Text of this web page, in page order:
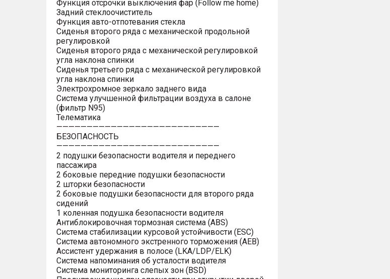
Функция отсрочки выключения фар (Follow me home)
Задний стеклоочиститель
Функция авто-отпотевания стекла
Сиденья второго ряда с механической продольной
регулировкой
Сиденья второго ряда с механической регулировкой
угла наклона спинки
Сиденья третьего ряда с механической регулировкой
угла наклона спинки
Электрохромное зеркало заднего вида
Система улучшенной фильтрации воздуха в салоне
(фильтр N95)
Телематика
———————————————————————————
БЕЗОПАСНОСТЬ
———————————————————————————
2 подушки безопасности водителя и переднего
пассажира
2 боковые передние подушки безопасности
2 шторки безопасности
2 боковые подушки безопасности для второго ряда
сидений
1 коленная подушка безопасности водителя
Антиблокировочная тормозная система (ABS)
Система стабилизации курсовой устойчивости (ESC)
Система автономного экстренного торможения (AEB)
Ассистент удержания в полосе (LKA/LDP/ELK)
Система напоминания об усталости водителя
Система мониторинга слепых зон (BSD)